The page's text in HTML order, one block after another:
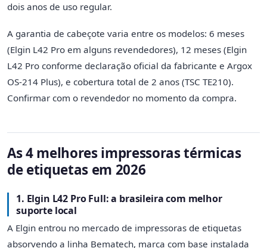
dois anos de uso regular.
A garantia de cabeçote varia entre os modelos: 6 meses
(Elgin L42 Pro em alguns revendedores), 12 meses (Elgin
L42 Pro conforme declaração oficial da fabricante e Argox
OS-214 Plus), e cobertura total de 2 anos (TSC TE210).
Confirmar com o revendedor no momento da compra.
As 4 melhores impressoras térmicas
de etiquetas em 2026
1. Elgin L42 Pro Full: a brasileira com melhor
suporte local
A Elgin entrou no mercado de impressoras de etiquetas
absorvendo a linha Bematech, marca com base instalada